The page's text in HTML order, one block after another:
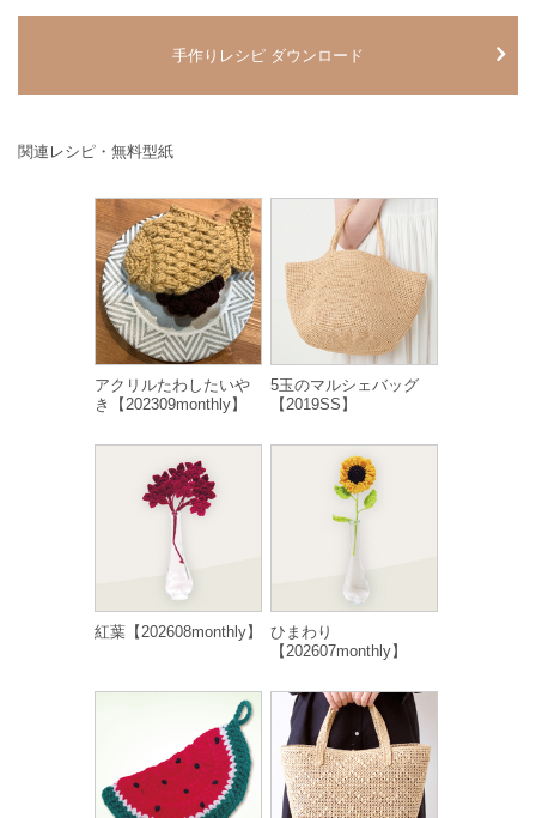
手作りレシピ ダウンロード
関連レシピ・無料型紙
アクリルたわしたいや
き【202309monthly】
5玉のマルシェバッグ
【2019SS】
紅葉【202608monthly】
ひまわり
【202607monthly】